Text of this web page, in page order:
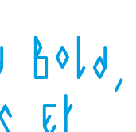
Bold,
et